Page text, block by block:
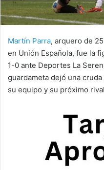
Martín Parra, arquero de
en Unión Española, fue la
1-0 ante Deportes La
guardameta dejó una
su equipo y su próximo